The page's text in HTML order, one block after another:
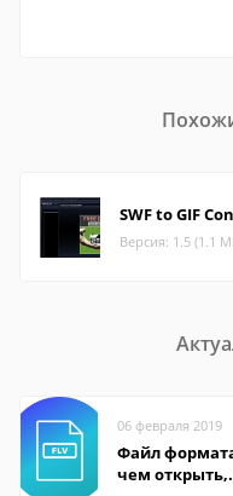
SWF to GIF
Версия: 1.5 (1.1
06 февраля 2019
Файл
чем открыть,